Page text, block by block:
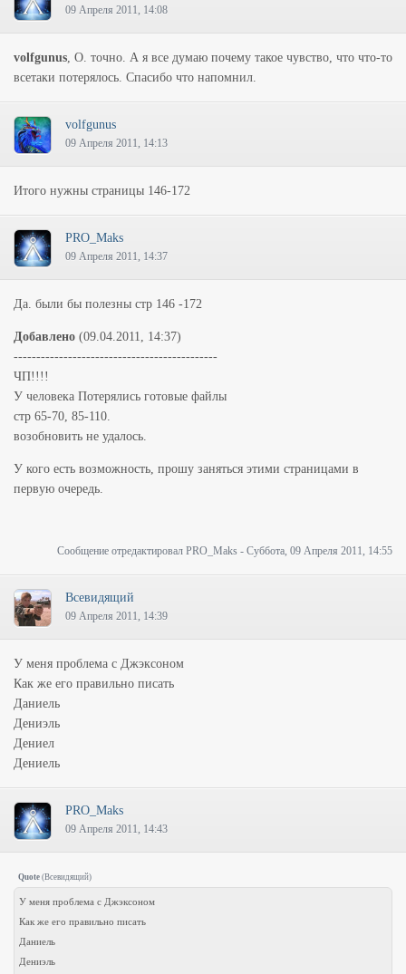
09 Апреля 2011, 14:08
volfgunus, О. точно. А я все думаю почему такое чувство, что что-то
всетаки потерялось. Спасибо что напомнил.
volfgunus
09 Апреля 2011, 14:13
Итого нужны страницы 146-172
PRO_Maks
09 Апреля 2011, 14:37
Да. были бы полезны стр 146 -172
Добавлено (09.04.2011, 14:37)
---------------------------------------------
ЧП!!!!
У человека Потерялись готовые файлы
стр 65-70, 85-110.
возобновить не удалось.
У кого есть возможность, прошу заняться этими страницами в
первую очередь.
Сообщение отредактировал PRO_Maks - Суббота, 09 Апреля 2011, 14:55
Всевидящий
09 Апреля 2011, 14:39
У меня проблема с Джэксоном
Как же его правильно писать
Даниель
Дениэль
Дениел
Дениель
PRO_Maks
09 Апреля 2011, 14:43
Quote (Всевидящий)
У меня проблема с Джэксоном
Как же его правильно писать
Даниель
Дениэль